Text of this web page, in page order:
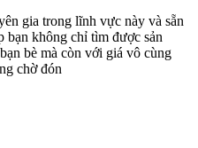
gia trong lĩnh vực này và sẵn
bạn không chỉ tìm được sản
bè mà còn với giá vô cùng
chờ đón